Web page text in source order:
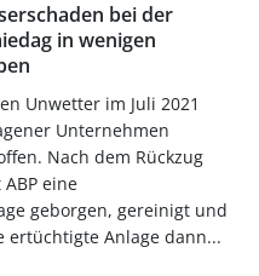
bei der
in wenigen
Unwetter im Juli 2021
Unternehmen
Nach dem Rückzug
eine
geborgen, gereinigt und
ertüchtigte Anlage dann...